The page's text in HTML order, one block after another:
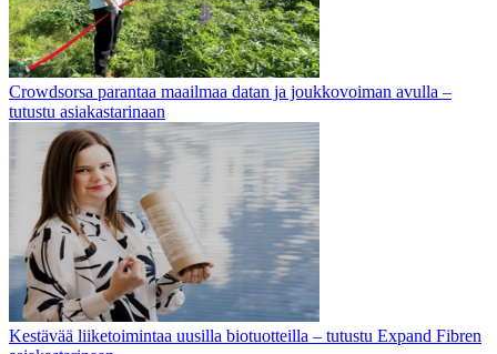
Crowdsorsa parantaa maailmaa datan ja joukkovoiman avulla –
tutustu asiakastarinaan
Kestävää liiketoimintaa uusilla biotuotteilla – tutustu Expand Fibren